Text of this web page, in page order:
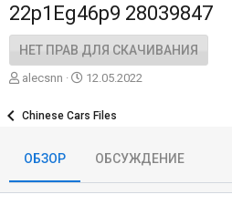
22p1Eg46p9 28039847
НЕТ ПРАВ ДЛЯ СКАЧИВАНИЯ
А
т
alecsnn
Д
д
12.05.2022
Chinese Cars Files
ОБЗОР ОБСУЖДЕНИЕ